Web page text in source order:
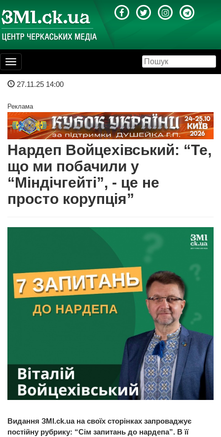
Toggle
navigation
27.11.25 14:00
Реклама
Нардеп Войцехівський: “Те,
що ми побачили у
“Міндічгейті”, - це не
просто корупція”
Видання ЗМІ.ck.ua на своїх сторінках запроваджує
постійну рубрику: “Сім запитань до нардепа”. В її